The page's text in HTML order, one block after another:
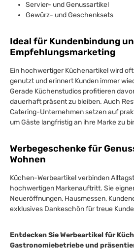
Servier- und Genussartikel
Gewürz- und Geschenksets
Ideal für Kundenbindung
Empfehlungsmarketing
Ein hochwertiger Küchenartikel wird
genutzt und erinnert Kunden immer
Gerade Küchenstudios profitieren
dauerhaft präsent zu bleiben. Auch
Catering-Unternehmen setzen auf
um Gäste langfristig an ihre Marke zu
Werbegeschenke für
Wohnen
Küchen-Werbeartikel verbinden
hochwertigen Markenauftritt. Sie
Neueröffnungen, Hausmessen,
exklusives Dankeschön für treue
Entdecken Sie Werbeartikel für
Gastronomiebetriebe und